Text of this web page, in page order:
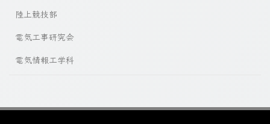
陸上競技部
電気工事研究会
電気情報工学科